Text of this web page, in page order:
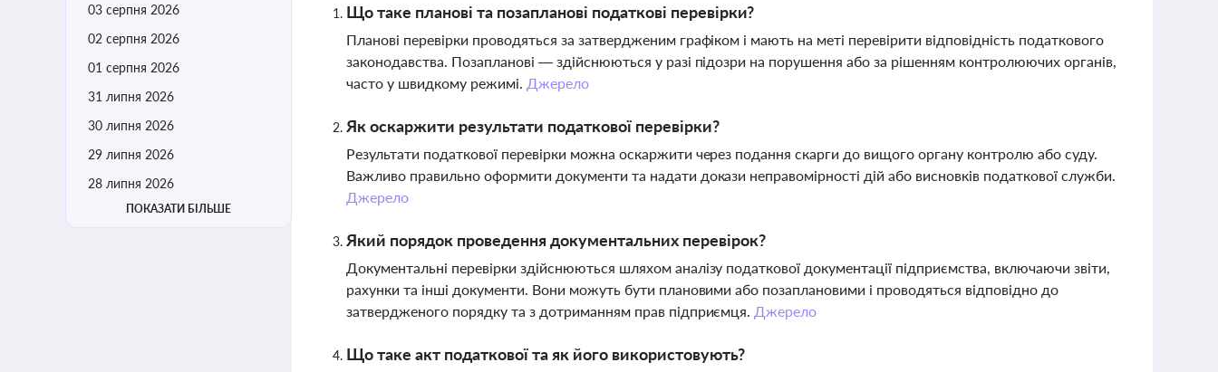
03 серпня 2026
02 серпня 2026
01 серпня 2026
31 липня 2026
30 липня 2026
29 липня 2026
28 липня 2026
ПОКАЗАТИ БІЛЬШЕ
Що таке планові та позапланові податкові перевірки?
Планові перевірки проводяться за затвердженим графіком і мають на меті перевірити відповідність податкового
законодавства. Позапланові — здійснюються у разі підозри на порушення або за рішенням контролюючих органів,
часто у швидкому режимі. Джерело
Як оскаржити результати податкової перевірки?
Результати податкової перевірки можна оскаржити через подання скарги до вищого органу контролю або суду.
Важливо правильно оформити документи та надати докази неправомірності дій або висновків податкової служби.
Джерело
Який порядок проведення документальних перевірок?
Документальні перевірки здійснюються шляхом аналізу податкової документації підприємства, включаючи звіти,
рахунки та інші документи. Вони можуть бути плановими або позаплановими і проводяться відповідно до
затвердженого порядку та з дотриманням прав підприємця. Джерело
Що таке акт податкової та як його використовують?